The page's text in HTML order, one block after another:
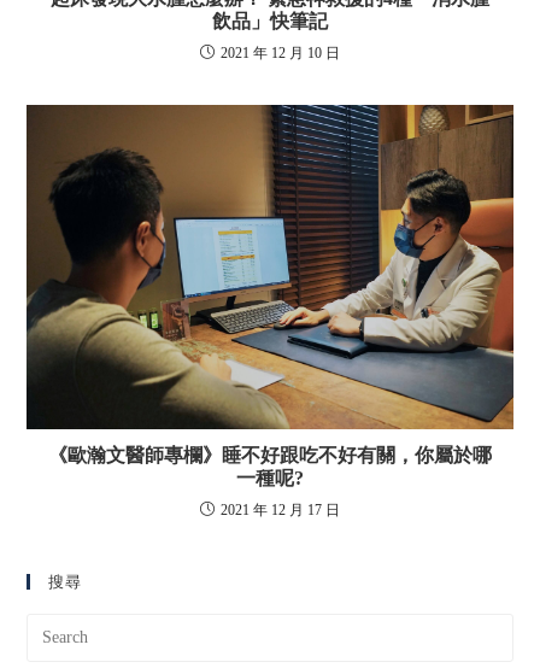
飲品」快筆記
2021 年 12 月 10 日
《歐瀚文醫師專欄》睡不好跟吃不好有關，你屬於哪
一種呢?
2021 年 12 月 17 日
搜尋